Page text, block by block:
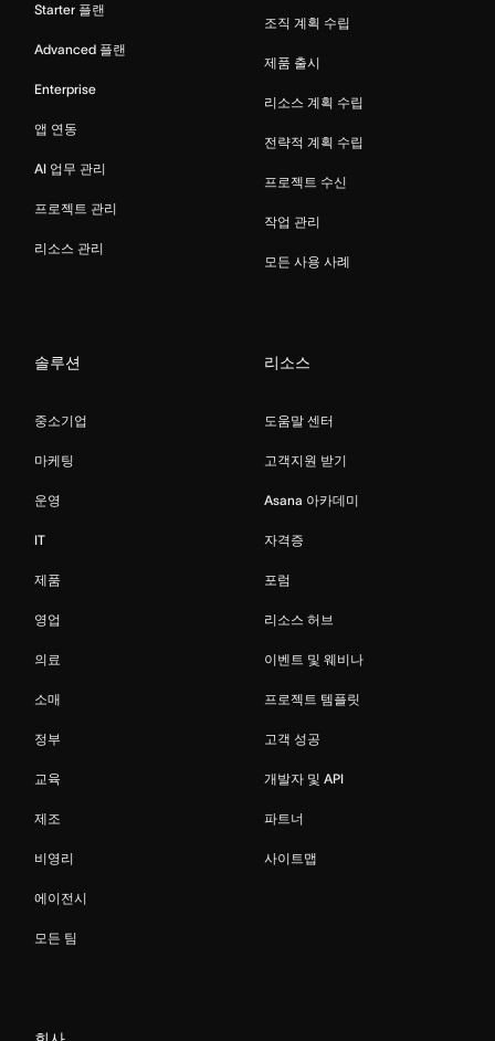
Starter 플랜
Advanced 플랜
Enterprise
앱 연동
AI 업무 관리
프로젝트 관리
리소스 관리
조직 계획 수립
제품 출시
리소스 계획 수립
전략적 계획 수립
프로젝트 수신
작업 관리
모든 사용 사례
솔루션
중소기업
마케팅
운영
IT
제품
영업
의료
소매
정부
교육
제조
비영리
에이전시
모든 팀
리소스
도움말 센터
고객지원 받기
Asana 아카데미
자격증
포럼
리소스 허브
이벤트 및 웨비나
프로젝트 템플릿
고객 성공
개발자 및 API
파트너
사이트맵